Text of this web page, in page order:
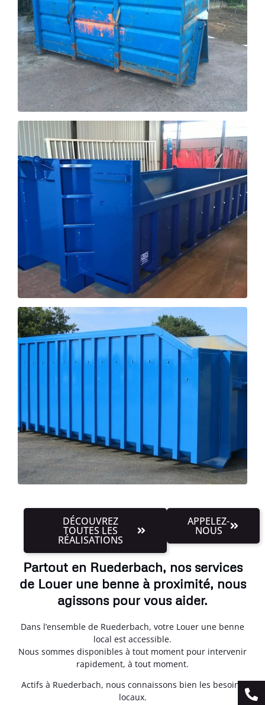
DÉCOUVREZ
TOUTES LES
RÉALISATIONS
APPELEZ-
NOUS
Partout en Ruederbach, nos services
de Louer une benne à proximité, nous
agissons pour vous aider.
Dans l’ensemble de Ruederbach, votre Louer une benne
local est accessible.
Nous sommes disponibles à tout moment pour intervenir
rapidement, à tout moment.
Actifs à Ruederbach, nous connaissons bien les besoins
locaux.